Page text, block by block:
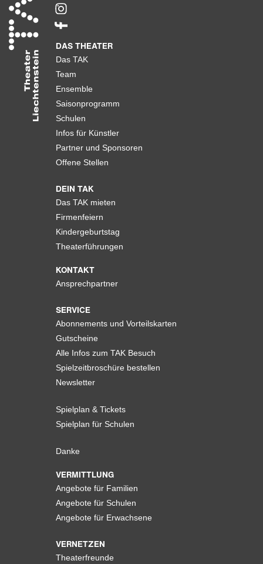
DAS THEATER
Das TAK
Team
Ensemble
Saisonprogramm
Schulen
Infos für Künstler
Partner und Sponsoren
Offene Stellen
DEIN TAK
Das TAK mieten
Firmenfeiern
Kindergeburtstag
Theaterführungen
KONTAKT
Ansprechpartner
SERVICE
Abonnements und Vorteilskarten
Gutscheine
Alle Infos zum TAK Besuch
Spielzeitbroschüre bestellen
Newsletter
Spielplan & Tickets
Spielplan für Schulen
Danke
VERMITTLUNG
Angebote für Familien
Angebote für Schulen
Angebote für Erwachsene
VERNETZEN
Theaterfreunde